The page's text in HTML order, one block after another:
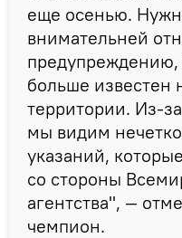
еще осенью.
внимательней
предупреждению,
больше известен
территории. Из-
мы видим
указаний,
со стороны
агентства", —
чемпион.